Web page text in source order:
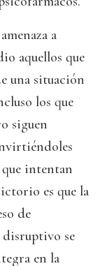
a
aquellos que
una situación
los que
siguen
que intentan
es que la
de
disruptivo se
en la